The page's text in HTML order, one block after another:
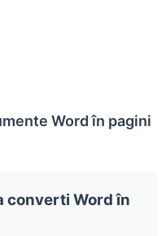
Word în pagini
converti Word în